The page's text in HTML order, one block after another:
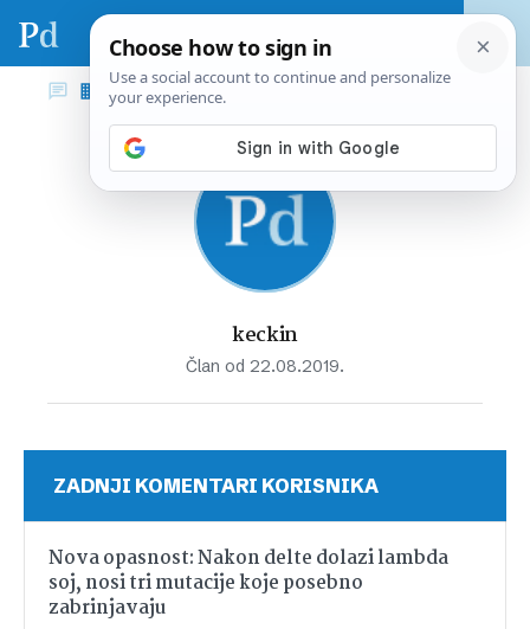
keckin
Član od 22.08.2019.
ZADNJI KOMENTARI KORISNIKA
Nova opasnost: Nakon delte dolazi lambda
soj, nosi tri mutacije koje posebno
zabrinjavaju